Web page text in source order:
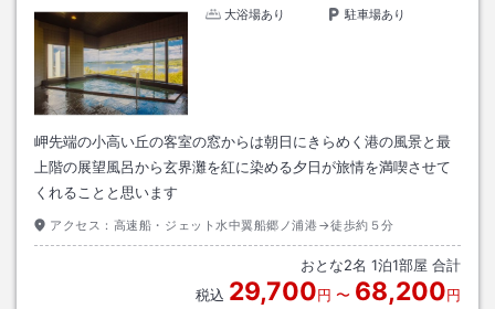
大浴場あり
駐車場あり
岬先端の小高い丘の客室の窓からは朝日にきらめく港の風景と最
上階の展望風呂から玄界灘を紅に染める夕日が旅情を満喫させて
くれることと思います
アクセス： 高速船・ジェット水中翼船郷ノ浦港→徒歩約５分
おとな2名 1泊1部屋 合計
税込 29,700円 〜 68,200円